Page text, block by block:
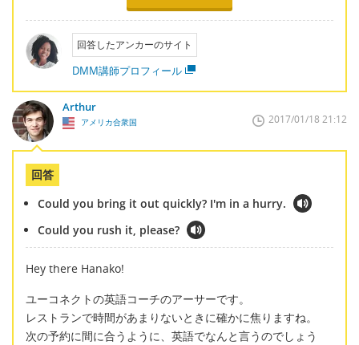
回答したアンカーのサイト
DMM講師プロフィール
Arthur
アメリカ合衆国 2017/01/18 21:12
回答
Could you bring it out quickly? I'm in a hurry.
Could you rush it, please?
Hey there Hanako!
ユーコネクトの英語コーチのアーサーです。
レストランで時間があまりないときに確かに焦りますね。
次の予約に間に合うように、英語でなんと言うのでしょう